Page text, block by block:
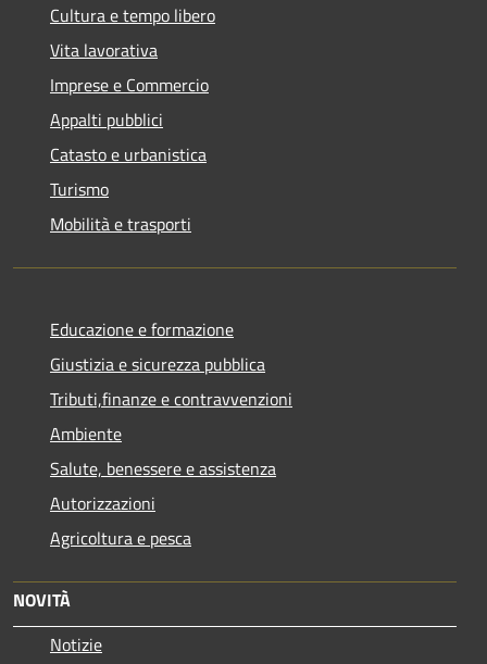
Cultura e tempo libero
Vita lavorativa
Imprese e Commercio
Appalti pubblici
Catasto e urbanistica
Turismo
Mobilità e trasporti
Educazione e formazione
Giustizia e sicurezza pubblica
Tributi,finanze e contravvenzioni
Ambiente
Salute, benessere e assistenza
Autorizzazioni
Agricoltura e pesca
NOVITÀ
Notizie